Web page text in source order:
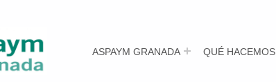
ASPAYM GRANADA QUÉ HACEMOS